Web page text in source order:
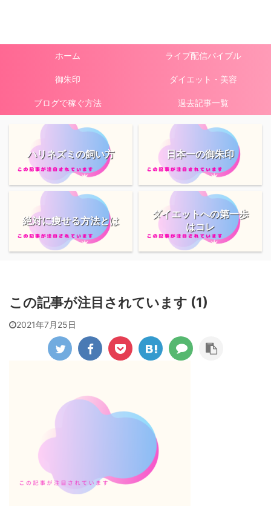
ホーム ライブ配信バイブル
御朱印 ダイエット・美容
ブログで稼ぐ方法 過去記事一覧
ハリネズミの飼い方 日本一の御朱印
絶対に痩せる方法とは
ダイエットへの第一歩
はコレ
この記事が注目されています (1)
2021年7月25日